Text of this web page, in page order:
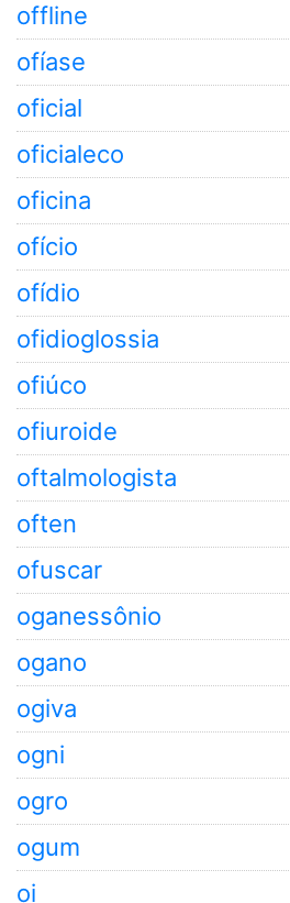
offline
ofíase
oficial
oficialeco
oficina
ofício
ofídio
ofidioglossia
ofiúco
ofiuroide
oftalmologista
often
ofuscar
oganessônio
ogano
ogiva
ogni
ogro
ogum
oi